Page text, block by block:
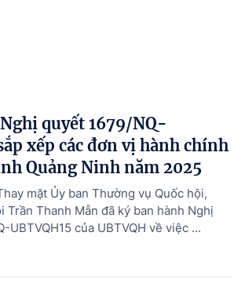
quyết 1679/NQ-
xếp các đơn vị hành chính
Quảng Ninh năm 2025
mặt Ủy ban Thường vụ Quốc hội,
Trần Thanh Mẫn đã ký ban hành Nghị
UBTVQH15 của UBTVQH về việc ...